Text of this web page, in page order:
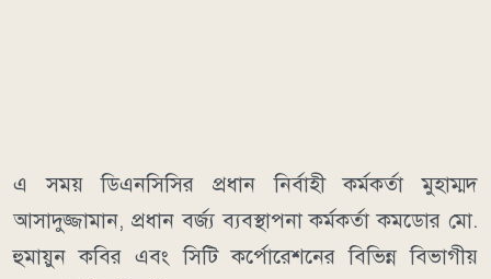
এ সময় ডিএনসিসির প্রধান নির্বাহী কর্মকর্তা মুহাম্মদ
আসাদুজ্জামান, প্রধান বর্জ্য ব্যবস্থাপনা কর্মকর্তা কমডোর মো.
হুমায়ুন কবির এবং সিটি কর্পোরেশনের বিভিন্ন বিভাগীয়